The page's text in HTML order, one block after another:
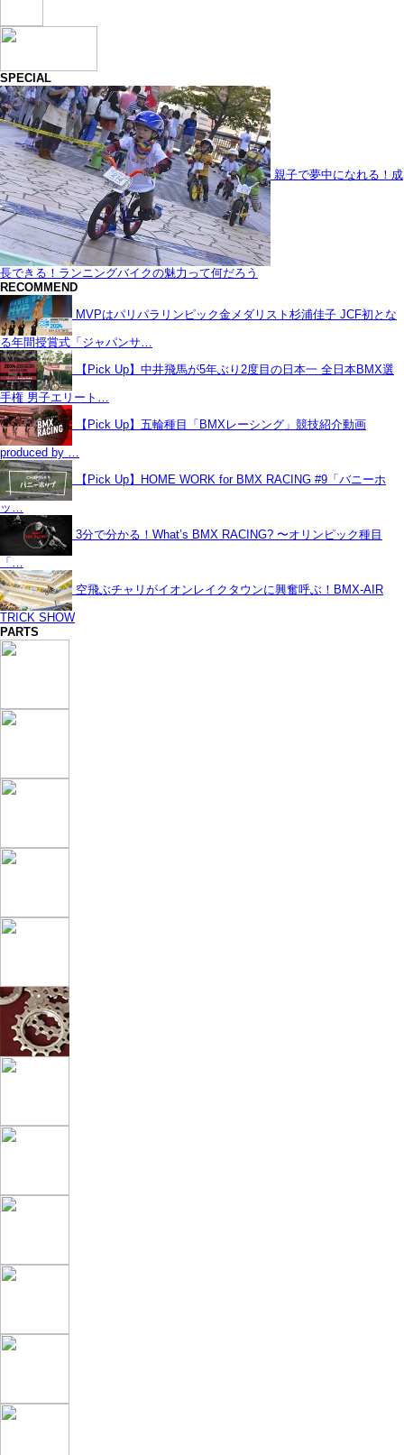
SPECIAL
親子で夢中になれる！成
長できる！ランニングバイクの魅力って何だろう
RECOMMEND
MVPはパリパラリンピック金メダリスト杉浦佳子 JCF初とな
る年間授賞式「ジャパンサ…
【Pick Up】中井飛馬が5年ぶり2度目の日本一 全日本BMX選
手権 男子エリート…
【Pick Up】五輪種目「BMXレーシング」競技紹介動画
produced by …
【Pick Up】HOME WORK for BMX RACING #9「バニーホ
ッ…
3分で分かる！What’s BMX RACING? 〜オリンピック種目
「…
空飛ぶチャリがイオンレイクタウンに興奮呼ぶ！BMX-AIR
TRICK SHOW
PARTS